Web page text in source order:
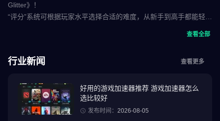
Glitter》！
“评分”系统可根据玩家水平选择合适的难度，从新手到高手都能轻松
通过各种故事培养偶像，包括描绘两个时代的主要剧情以及描绘偶
◆魅力十足、个性十足的偶像！◆
超过60位偶像登场！
查看全部
行业新闻 查看更多
好用的游戏加速器推荐 游戏加速器怎么
选比较好
发布时间： 2026-08-05